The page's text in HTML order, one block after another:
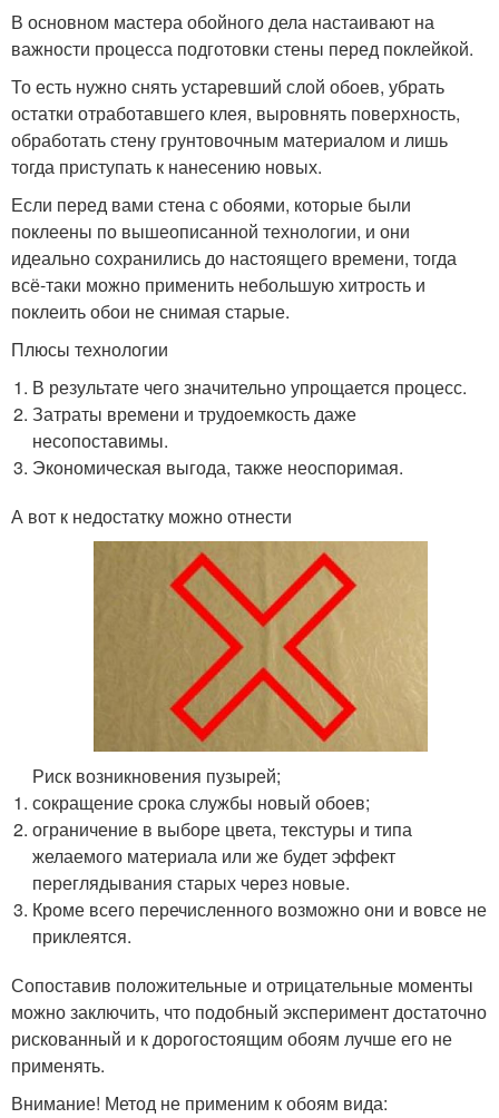
В основном мастера обойного дела настаивают на
важности процесса подготовки стены перед поклейкой.
То есть нужно снять устаревший слой обоев, убрать
остатки отработавшего клея, выровнять поверхность,
обработать стену грунтовочным материалом и лишь
тогда приступать к нанесению новых.
Если перед вами стена с обоями, которые были
поклеены по вышеописанной технологии, и они
идеально сохранились до настоящего времени, тогда
всё-таки можно применить небольшую хитрость и
поклеить обои не снимая старые.
Плюсы технологии
В результате чего значительно упрощается процесс.
Затраты времени и трудоемкость даже
несопоставимы.
Экономическая выгода, также неоспоримая.
А вот к недостатку можно отнести
Риск возникновения пузырей;
сокращение срока службы новый обоев;
ограничение в выборе цвета, текстуры и типа
желаемого материала или же будет эффект
переглядывания старых через новые.
Кроме всего перечисленного возможно они и вовсе не
приклеятся.
Сопоставив положительные и отрицательные моменты
можно заключить, что подобный эксперимент достаточно
рискованный и к дорогостоящим обоям лучше его не
применять.
Внимание! Метод не применим к обоям вида: